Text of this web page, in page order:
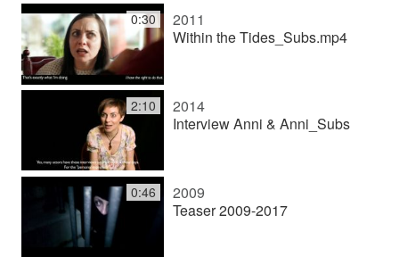
l
e
0:30
2011
Within the Tides_Subs.mp4
2:10
2014
Interview Anni & Anni_Subs
0:46
2009
Teaser 2009-2017